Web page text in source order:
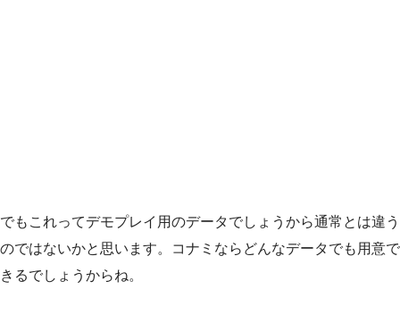
でもこれってデモプレイ用のデータでしょうから通常とは違う
のではないかと思います。コナミならどんなデータでも用意で
きるでしょうからね。